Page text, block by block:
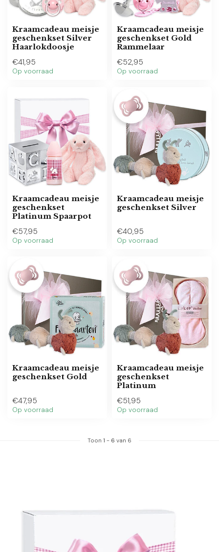
Kraamcadeau meisje
geschenkset Silver
Haarlokdoosje
€41,95
Op voorraad
Kraamcadeau meisje
geschenkset Gold
Rammelaar
€52,95
Op voorraad
Kraamcadeau meisje
geschenkset
Platinum Spaarpot
€57,95
Op voorraad
Kraamcadeau meisje
geschenkset Silver
€40,95
Op voorraad
Kraamcadeau meisje
geschenkset Gold
€47,95
Op voorraad
Kraamcadeau meisje
geschenkset
Platinum
€51,95
Op voorraad
Toon 1 - 6 van 6